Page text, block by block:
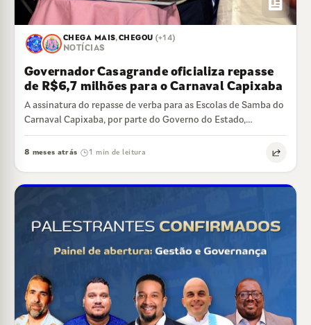
newsmode
CHEGA MAIS,CHEGOU (+14)
NOTÍCIAS
Governador Casagrande oficializa repasse
de R$6,7 milhões para o Carnaval Capixaba
A assinatura do repasse de verba para as Escolas de Samba do
Carnaval Capixaba, por parte do Governo do Estado,
aconteceu na…
8 meses atrás 1 min de leitura